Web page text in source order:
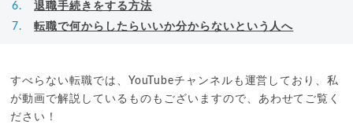
退職手続きをする方法
転職で何からしたらいいか分からないという人へ
すべらない転職では、YouTubeチャンネルも運営しており、私
が動画で解説しているものもございますので、あわせてご覧く
ださい！